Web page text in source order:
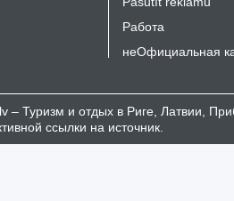
Работа
неОфициальная
– Туризм и отдых в Риге, Латвии,
ссылки на источник.